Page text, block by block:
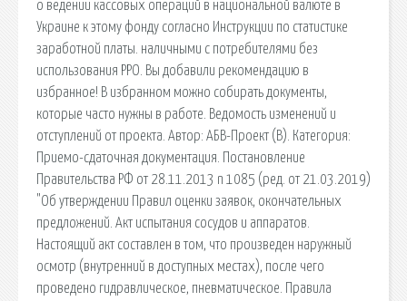
о ведении кассовых операций в национальной валюте в
Украине к этому фонду согласно Инструкции по статистике
заработной платы. наличными с потребителями без
использования РРО. Вы добавили рекомендацию в
избранное! В избранном можно собирать документы,
которые часто нужны в работе. Ведомость изменений и
отступлений от проекта. Автор: АБВ-Проект (В). Категория:
Приемо-сдаточная документация. Постановление
Правительства РФ от 28.11.2013 n 1085 (ред. от 21.03.2019)
"Об утверждении Правил оценки заявок, окончательных
предложений. Акт испытания сосудов и аппаратов.
Настоящий акт составлен в том, что произведен наружный
осмотр (внутренний в доступных местах), после чего
проведено гидравлическое, пневматическое. Правила